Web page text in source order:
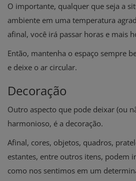
O importante, qualquer que seja a
ambiente em uma temperatura
afinal, você irá passar horas e mais
Então, mantenha o espaço sempre
e deixe o ar circular.
Decoração
Outro aspecto que pode deixar (ou
harmonioso, é a decoração.
Afinal, cores, objetos, quadros,
estantes, entre outros itens, podem
como nos sentimos em um